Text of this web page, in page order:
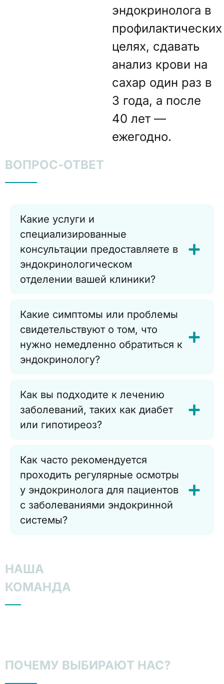
эндокринолога в
профилактических
целях, сдавать
анализ крови на
сахар один раз в
3 года, а после
40 лет —
ежегодно.
ВОПРОС-ОТВЕТ
Какие услуги и
специализированные
консультации предоставляете в
эндокринологическом
отделении вашей клиники?
Какие симптомы или проблемы
свидетельствуют о том, что
нужно немедленно обратиться к
эндокринологу?
Как вы подходите к лечению
заболеваний, таких как диабет
или гипотиреоз?
Как часто рекомендуется
проходить регулярные осмотры
у эндокринолога для пациентов
с заболеваниями эндокринной
системы?
НАША
КОМАНДА
ПОЧЕМУ ВЫБИРАЮТ НАС?